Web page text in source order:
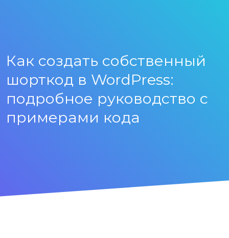
Как создать собственный
шорткод в WordPress:
подробное руководство с
примерами кода